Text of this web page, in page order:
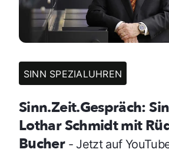
SINN SPEZIALUHREN
Sinn.Zeit.Gespräch:
Lothar Schmidt mit
Bucher - Jetzt auf